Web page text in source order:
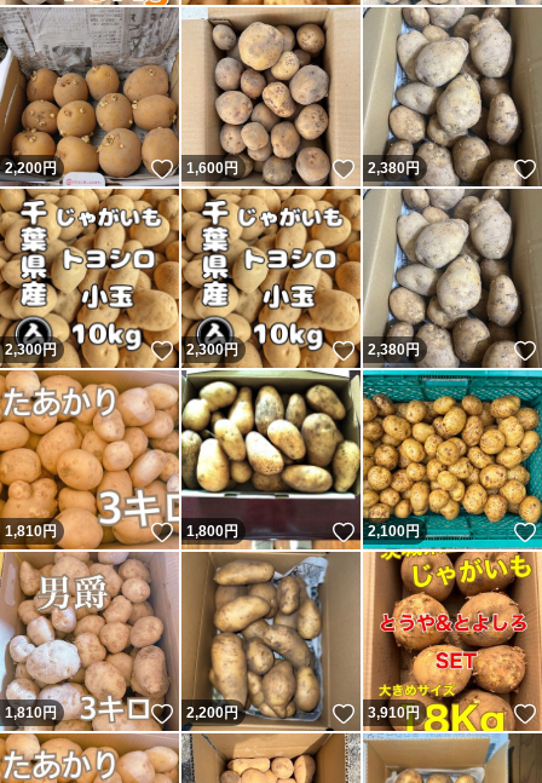
2,200円 いいね！
1,600円 いいね！
2,380円
2,300円 いいね！
2,300円 いいね！
2,380円
1,810円 いいね！
1,800円 いいね！
2,100円
1,810円 いいね！
2,200円 いいね！
3,910円